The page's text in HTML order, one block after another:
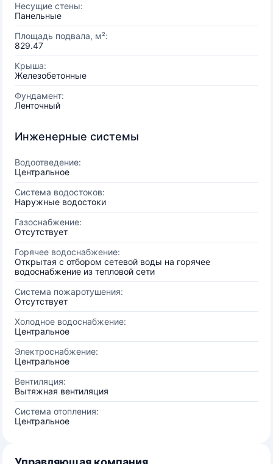
Несущие стены:
Панельные
Площадь подвала, м²:
829.47
Крыша:
Железобетонные
Фундамент:
Ленточный
Инженерные системы
Водоотведение:
Центральное
Система водостоков:
Наружные водостоки
Газоснабжение:
Отсутствует
Горячее водоснабжение:
Открытая с отбором сетевой воды на горячее
водоснабжение из тепловой сети
Система пожаротушения:
Отсутствует
Холодное водоснабжение:
Центральное
Электроснабжение:
Центральное
Вентиляция:
Вытяжная вентиляция
Система отопления:
Центральное